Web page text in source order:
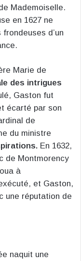
Mademoiselle.
en 1627 ne
d’un
Marie de
des intrigues
Gaston fut
écarté par son
de
du ministre
En 1632,
de Montmorency
à
et Gaston,
une réputation de
naquit une